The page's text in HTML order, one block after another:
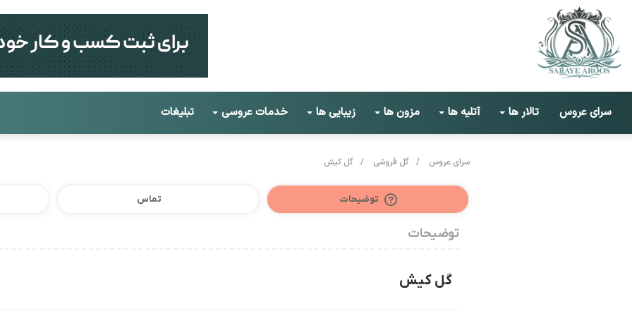
سرای عروس تالار ها آتلیه ها مزون ها زیبایی ها خدمات عروسی تبلیغات
سرای عروس / گل فروشی / گل کیش
توضیحات تماس
توضیحات
گل کیش